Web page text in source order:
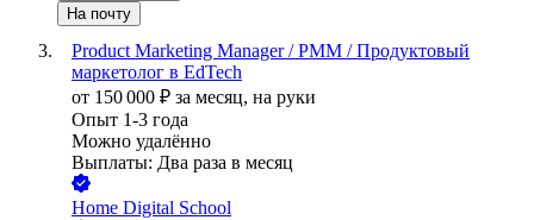
На почту
Product Marketing Manager / PMM / Продуктовый
маркетолог в EdTech
от 150 000 ₽ за месяц, на руки
Опыт 1-3 года
Можно удалённо
Выплаты: Два раза в месяц
Home Digital School